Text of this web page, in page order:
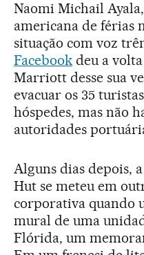
Naomi Michail
americana de férias
situação com voz
Facebookdeu a volta
Marriott desse sua
evacuar os 35
hóspedes, mas não
autoridades
Alguns dias depois,
Hut se meteu em
corporativa quando
mural de uma
Flórida, um